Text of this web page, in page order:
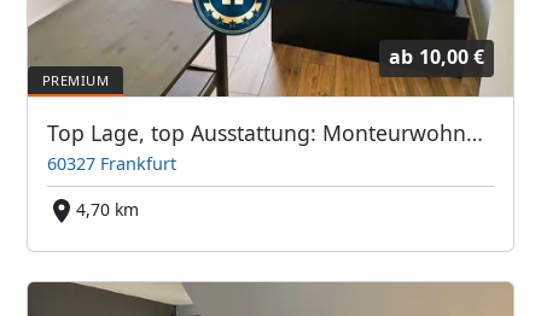
ab 10,00 €
Top Lage, top Ausstattung: Monteurwohnung Frankfurter Bett GmbH
60327 Frankfurt
4,70 km